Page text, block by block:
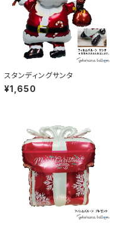
スタンディングサンタ
¥1,650